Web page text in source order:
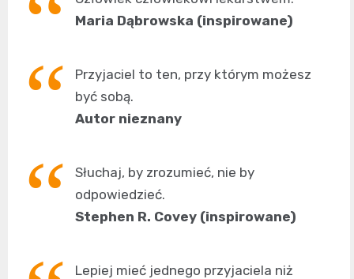
Maria Dąbrowska (inspirowane)
Przyjaciel to ten, przy którym możesz
być sobą.
Autor nieznany
Słuchaj, by zrozumieć, nie by
odpowiedzieć.
Stephen R. Covey (inspirowane)
Lepiej mieć jednego przyjaciela niż